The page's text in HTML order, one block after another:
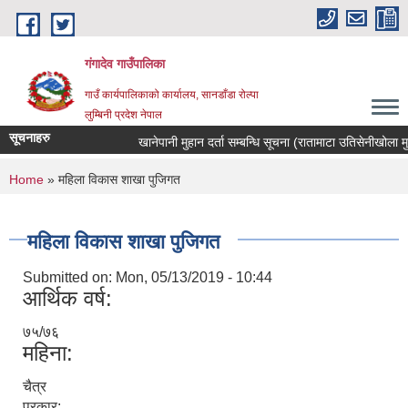
Skip to main content
गंगादेव गाउँपालिका
गाउँ कार्यपालिकाको कार्यालय, सानडाँडा रोल्पा
लुम्बिनी प्रदेश नेपाल
सूचनाहरु खानेपानी मुहान दर्ता सम्बन्धि सूचना (रातामाटा उतिसेनीखोला मुहान)
You are here
Home » महिला विकास शाखा पुजिगत
महिला विकास शाखा पुजिगत
Submitted on: Mon, 05/13/2019 - 10:44
आर्थिक वर्ष:
७५/७६
महिना:
चैत्र